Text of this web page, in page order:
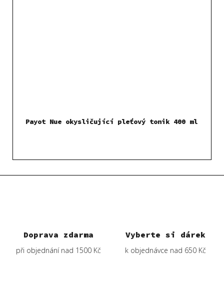
Doprava zdarma
při objednání nad 1500 Kč
Vyberte si dárek
k objednávce nad 650 Kč
Payot Nue okysličující pleťový tonik 400 ml